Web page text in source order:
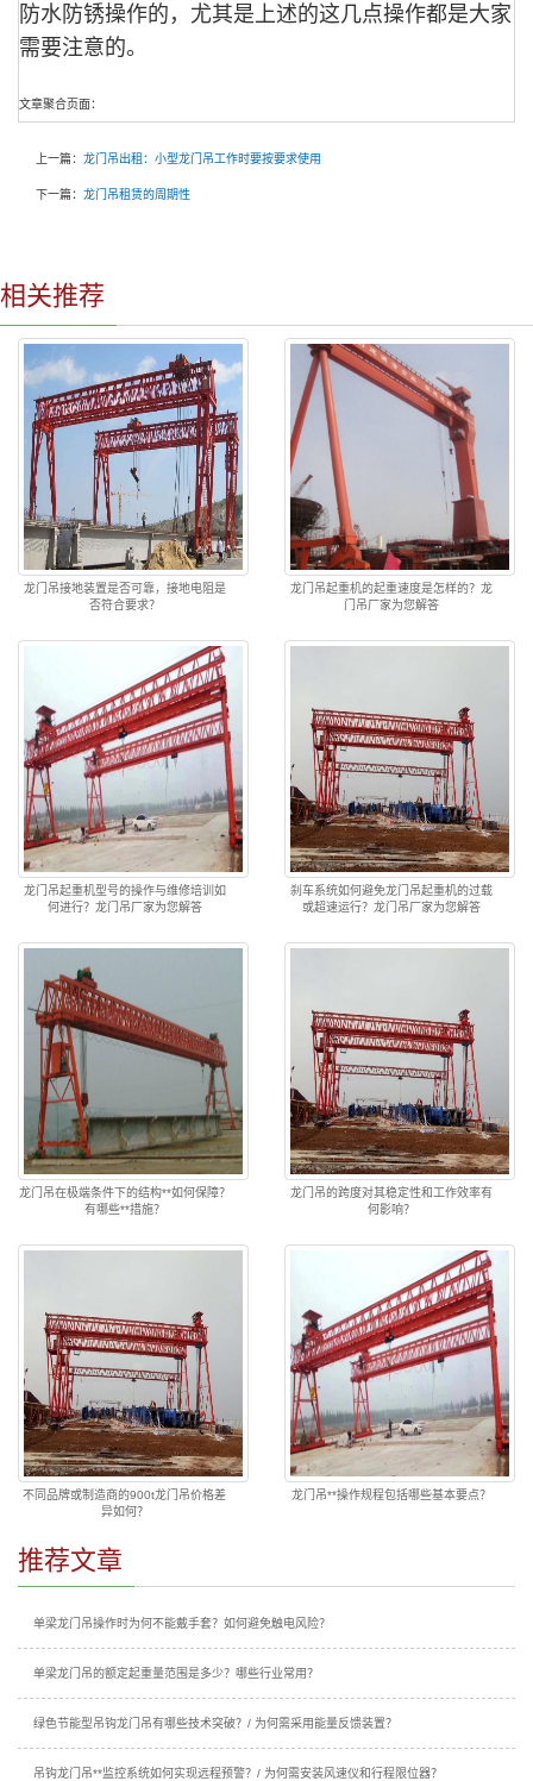
防水防锈操作的，尤其是上述的这几点操作都是大家
需要注意的。
文章聚合页面：
上一篇： 龙门吊出租：小型龙门吊工作时要按要求使用
下一篇： 龙门吊租赁的周期性
相关推荐
龙门吊接地装置是否可靠，接地电阻是
否符合要求？
龙门吊起重机的起重速度是怎样的？龙
门吊厂家为您解答
龙门吊起重机型号的操作与维修培训如
何进行？龙门吊厂家为您解答
刹车系统如何避免龙门吊起重机的过载
或超速运行？龙门吊厂家为您解答
龙门吊在极端条件下的结构**如何保障？
有哪些**措施？
龙门吊的跨度对其稳定性和工作效率有
何影响？
不同品牌或制造商的900t龙门吊价格差
异如何？
龙门吊**操作规程包括哪些基本要点？
推荐文章
单梁龙门吊操作时为何不能戴手套？如何避免触电风险？
单梁龙门吊的额定起重量范围是多少？哪些行业常用？
绿色节能型吊钩龙门吊有哪些技术突破？/ 为何需采用能量反馈装置？
吊钩龙门吊**监控系统如何实现远程预警？/ 为何需安装风速仪和行程限位器？